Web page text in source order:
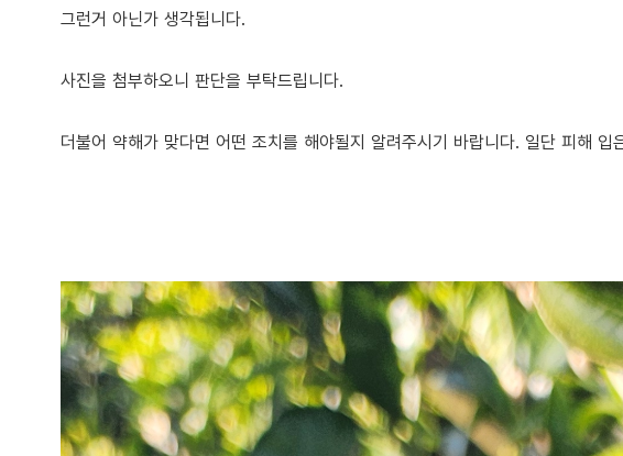
그런거 아닌가 생각됩니다.
사진을 첨부하오니 판단을 부탁드립니다.
더불어 약해가 맞다면 어떤 조치를 해야될지 알려주시기 바랍니다. 일단 피해 입